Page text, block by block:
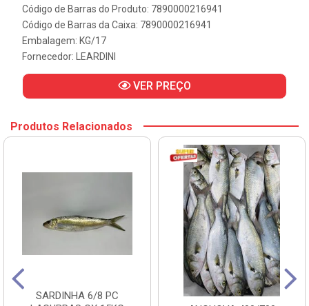
Código de Barras do Produto: 7890000216941
Código de Barras da Caixa: 7890000216941
Embalagem: KG/17
Fornecedor:
LEARDINI
VER PREÇO
Produtos Relacionados
SARDINHA 6/8 PC